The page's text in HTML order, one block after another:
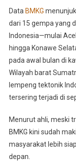
Data BMKG
dari 15 gempa yang
Indonesia—mulai
hingga Konawe
pada awal bulan di
Wilayah barat
lempeng tektonik
tersering terjadi di
Menurut ahli, meski
BMKG kini sudah
masyarakat lebih
depan.